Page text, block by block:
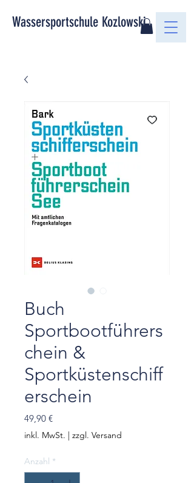
Wassersportschule Kozlowski
Buch
Sportbootführers
chein &
Sportküstenschiff
erschein
49,90 €Preis
inkl. MwSt. | zzgl. Versand
Anzahl *